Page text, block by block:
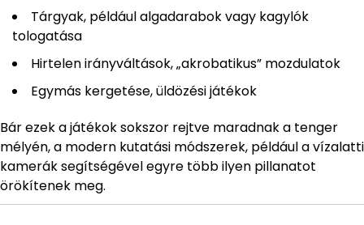
Tárgyak, például algadarabok vagy kagylók
tologatása
Hirtelen irányváltások, „akrobatikus” mozdulatok
Egymás kergetése, üldözési játékok
Bár ezek a játékok sokszor rejtve maradnak a tenger
mélyén, a modern kutatási módszerek, például a vízalatti
kamerák segítségével egyre több ilyen pillanatot
örökítenek meg.